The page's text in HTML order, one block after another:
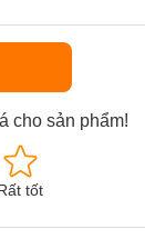
cho sản phẩm!
tốt